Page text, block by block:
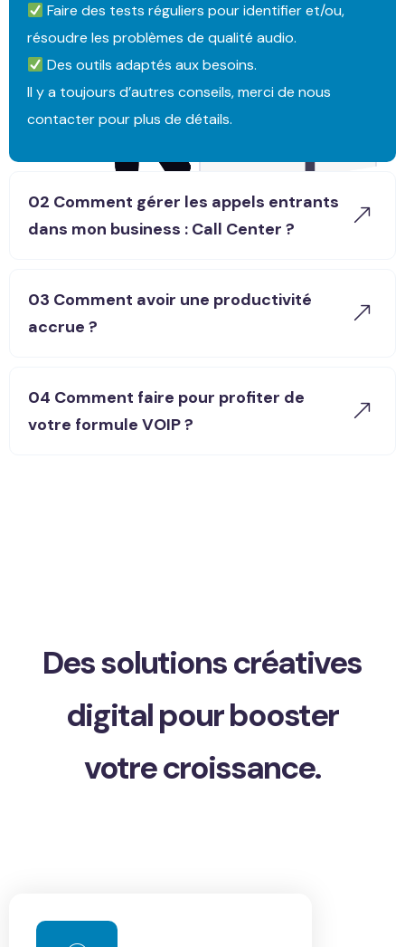
Faire des tests réguliers pour identifier et/ou,
résoudre les problèmes de qualité audio.
Des outils adaptés aux besoins.
Il y a toujours d’autres conseils, merci de nous
contacter pour plus de détails.
02 Comment gérer les appels entrants
dans mon business : Call Center ?
03 Comment avoir une productivité
accrue ?
04 Comment faire pour profiter de
votre formule VOIP ?
Des solutions créatives
digital pour booster
votre croissance.